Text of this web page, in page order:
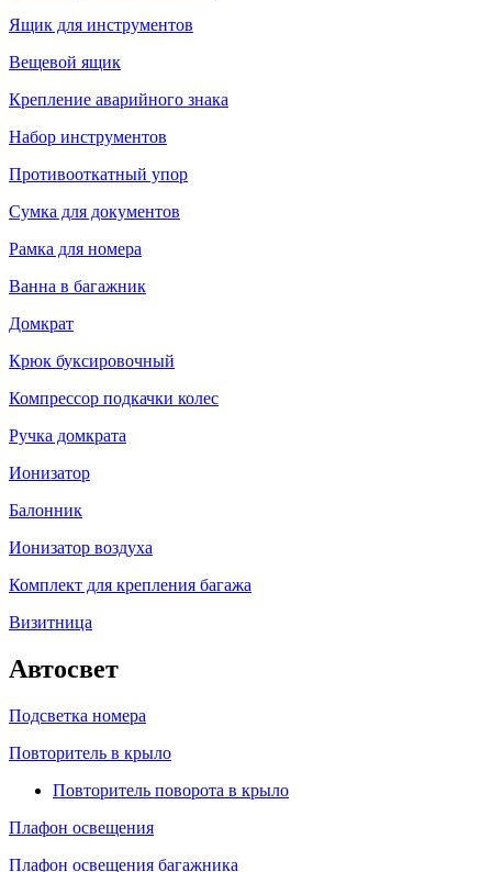
Ящик для инструментов
Вещевой ящик
Крепление аварийного знака
Набор инструментов
Противооткатный упор
Сумка для документов
Рамка для номера
Ванна в багажник
Домкрат
Крюк буксировочный
Компрессор подкачки колес
Ручка домкрата
Ионизатор
Балонник
Ионизатор воздуха
Комплект для крепления багажа
Визитница
Автосвет
Подсветка номера
Повторитель в крыло
Повторитель поворота в крыло
Плафон освещения
Плафон освещения багажника